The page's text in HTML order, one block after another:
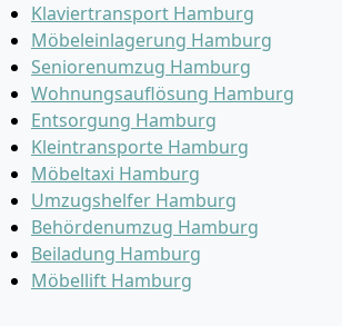
Klaviertransport Hamburg
Möbeleinlagerung Hamburg
Seniorenumzug Hamburg
Wohnungsauflösung Hamburg
Entsorgung Hamburg
Kleintransporte Hamburg
Möbeltaxi Hamburg
Umzugshelfer Hamburg
Behördenumzug Hamburg
Beiladung Hamburg
Möbellift Hamburg